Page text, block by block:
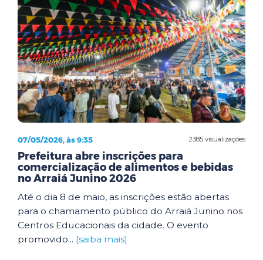
2385 visualizações
07/05/2026, às 9:35
Prefeitura abre inscrições para
comercialização de alimentos e bebidas
no Arraiá Junino 2026
Até o dia 8 de maio, as inscrições estão abertas
para o chamamento público do Arraiá Junino nos
Centros Educacionais da cidade. O evento
promovido... [saiba mais]